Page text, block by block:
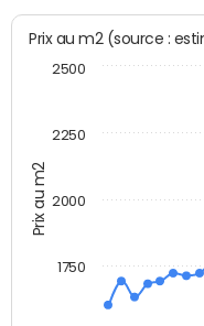
Prix au m2
Prix au m2
2000
1750
2250
2500